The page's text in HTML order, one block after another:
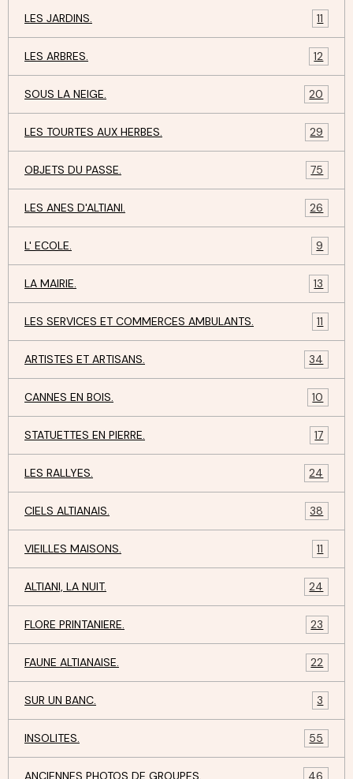
LES JARDINS. 11
LES ARBRES. 12
SOUS LA NEIGE. 20
LES TOURTES AUX HERBES. 29
OBJETS DU PASSE. 75
LES ANES D'ALTIANI. 26
L' ECOLE. 9
LA MAIRIE. 13
LES SERVICES ET COMMERCES AMBULANTS. 11
ARTISTES ET ARTISANS. 34
CANNES EN BOIS. 10
STATUETTES EN PIERRE. 17
LES RALLYES. 24
CIELS ALTIANAIS. 38
VIEILLES MAISONS. 11
ALTIANI, LA NUIT. 24
FLORE PRINTANIERE. 23
FAUNE ALTIANAISE. 22
SUR UN BANC. 3
INSOLITES. 55
ANCIENNES PHOTOS DE GROUPES. 46